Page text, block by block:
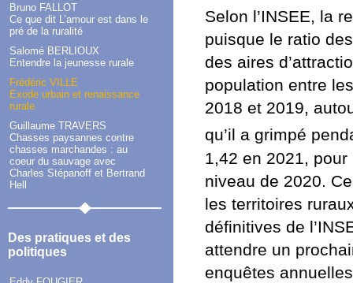
Bruno FALLOT
Ce que dit L’amour est dans le
pré de la ruralité
Salomé BERLIOUX
Entendre la jeunesse rurale
Frédéric VILLE
Exode urbain et renaissance
rurale
Guillaume TRAVERS
Chasses paysannes contre
chasses marchandes : au
coeur du sauvage avec
Charles Stépanoff et Bertrand
Hell
Des pratiques et des
politiques
Selon l’INSEE, la
puisque le ratio
des aires
population entre
2018 et 2019,
qu’il a grimpé
1,42 en 2021,
niveau de 2020.
les territoires
définitives de
attendre un
enquêtes